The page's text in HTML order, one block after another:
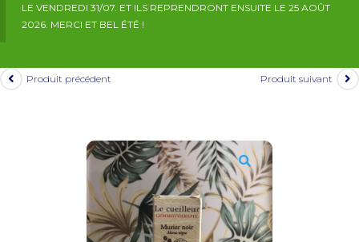
LE VENDREDI 31/07. ET ILS REPRENDRONT ENSUITE LE 25 AOÛT
2026. MERCI ET BEL ÉTÉ !
Produit précédent Produit suivant